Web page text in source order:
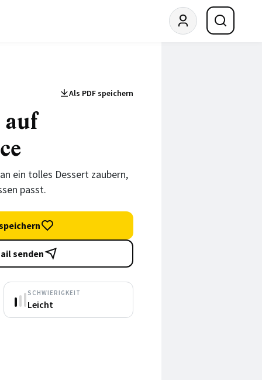
Als PDF speichern
auf
ein tolles Dessert zaubern,
passt.
senden
SCHWIERIGKEIT
Leicht